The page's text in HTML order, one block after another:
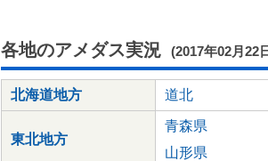
各地のアメダス実況 (2017年02月22
北海道地方 道北
東北地方
青森県
山形県